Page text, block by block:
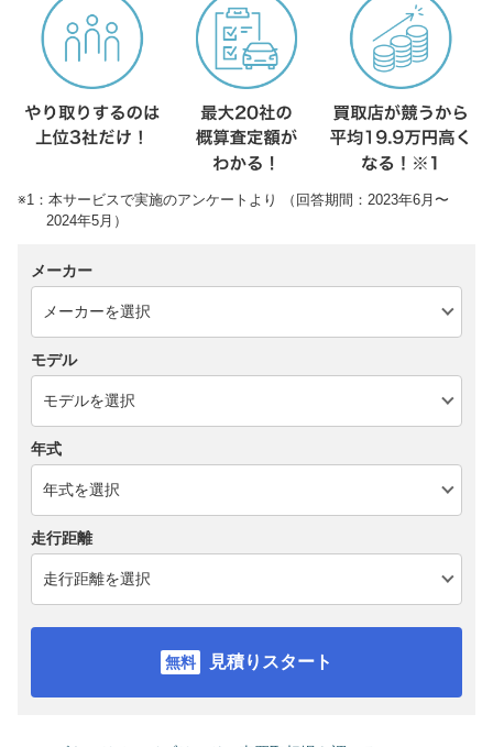
※1：本サービスで実施のアンケートより （回答期間：2023年6月〜
2024年5月）
メーカー
モデル
年式
走行距離
見積りスタート